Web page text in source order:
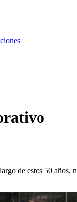
de estos 50 años,